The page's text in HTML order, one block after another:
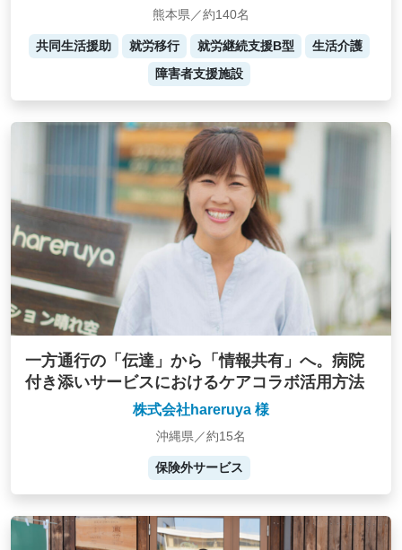
熊本県／約140名
共同生活援助 就労移行 就労継続支援B型
生活介護
障害者支援施設
一方通行の「伝達」から「情報共有」へ。病院
付き添いサービスにおけるケアコラボ活用方法
株式会社hareruya 様
沖縄県／約15名
保険外サービス